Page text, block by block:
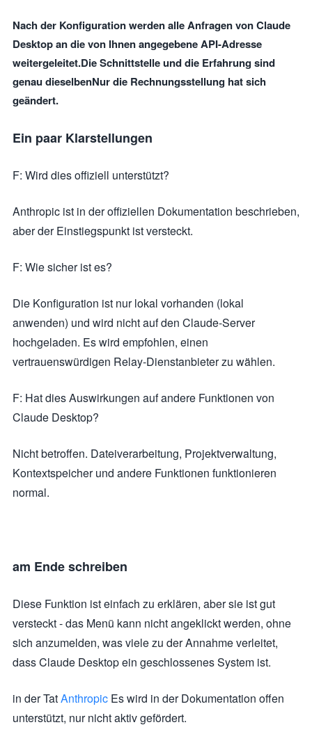
Nach der Konfiguration werden alle Anfragen von Claude
Desktop an die von Ihnen angegebene API-Adresse
weitergeleitet.Die Schnittstelle und die Erfahrung sind
genau dieselbenNur die Rechnungsstellung hat sich
geändert.
Ein paar Klarstellungen
F: Wird dies offiziell unterstützt?
Anthropic ist in der offiziellen Dokumentation beschrieben,
aber der Einstiegspunkt ist versteckt.
F: Wie sicher ist es?
Die Konfiguration ist nur lokal vorhanden (lokal
anwenden) und wird nicht auf den Claude-Server
hochgeladen. Es wird empfohlen, einen
vertrauenswürdigen Relay-Dienstanbieter zu wählen.
F: Hat dies Auswirkungen auf andere Funktionen von
Claude Desktop?
Nicht betroffen. Dateiverarbeitung, Projektverwaltung,
Kontextspeicher und andere Funktionen funktionieren
normal.
am Ende schreiben
Diese Funktion ist einfach zu erklären, aber sie ist gut
versteckt - das Menü kann nicht angeklickt werden, ohne
sich anzumelden, was viele zu der Annahme verleitet,
dass Claude Desktop ein geschlossenes System ist.
in der TatAnthropic Es wird in der Dokumentation offen
unterstützt, nur nicht aktiv gefördert.